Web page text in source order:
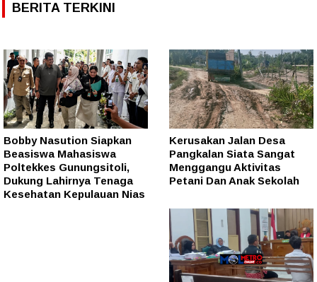
BERITA TERKINI
Bobby Nasution Siapkan
Beasiswa Mahasiswa
Poltekkes Gunungsitoli,
Dukung Lahirnya Tenaga
Kesehatan Kepulauan Nias
Kerusakan Jalan Desa
Pangkalan Siata Sangat
Menggangu Aktivitas
Petani Dan Anak Sekolah